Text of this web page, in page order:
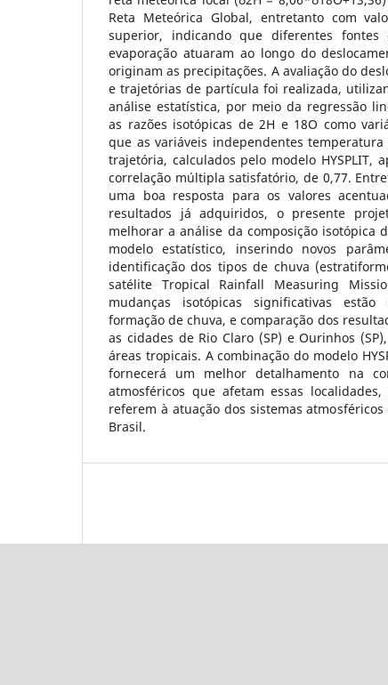
Reta Meteórica Global, entretanto com
superior, indicando que diferentes
evaporação atuaram ao longo do
originam as precipitações. A avaliação do
e trajetórias de partícula foi realizada,
análise estatística, por meio da regressão
as razões isotópicas de 2H e 18O como
que as variáveis independentes
trajetória, calculados pelo modelo HYSPLIT,
correlação múltipla satisfatório, de 0,77.
uma boa resposta para os valores
resultados já adquiridos, o presente
melhorar a análise da composição isotópica
modelo estatístico, inserindo novos
identificação dos tipos de chuva
satélite Tropical Rainfall Measuring
mudanças isotópicas significativas
formação de chuva, e comparação dos
as cidades de Rio Claro (SP) e Ourinhos
áreas tropicais. A combinação do modelo
fornecerá um melhor detalhamento na
atmosféricos que afetam essas
referem à atuação dos sistemas
Brasil.